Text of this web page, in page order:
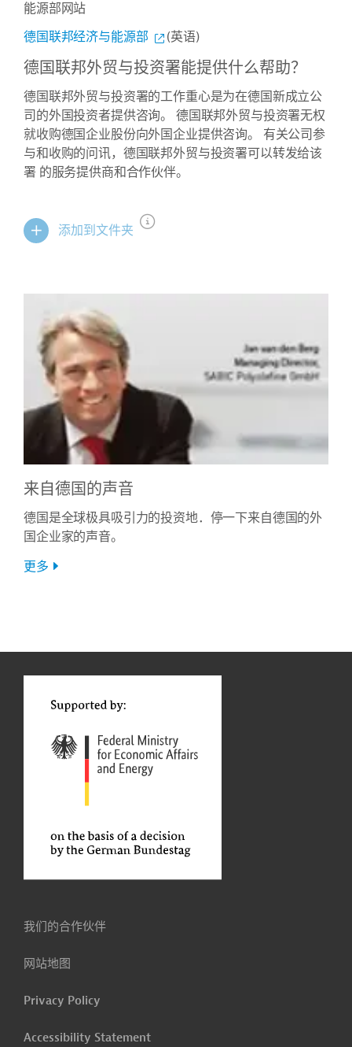
能源部网站
德国联邦经济与能源部
(英语)
德国联邦外贸与投资署能提供什么帮助？
德国联邦外贸与投资署的工作重心是为在德国新成立公
司的外国投资者提供咨询。 德国联邦外贸与投资署无权
就收购德国企业股份向外国企业提供咨询。 有关公司参
与和收购的问讯，德国联邦外贸与投资署可以转发给该
署 的服务提供商和合作伙伴。
添加到文件夹
来自德国的声音
德国是全球极具吸引力的投资地．停一下来自德国的外
国企业家的声音。
更多
我们的合作伙伴
网站地图
Privacy Policy
Accessibility Statement